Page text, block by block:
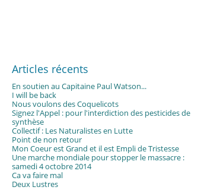
Articles récents
En soutien au Capitaine Paul Watson...
I will be back
Nous voulons des Coquelicots
Signez l'Appel : pour l'interdiction des pesticides de
synthèse
Collectif : Les Naturalistes en Lutte
Point de non retour
Mon Coeur est Grand et il est Empli de Tristesse
Une marche mondiale pour stopper le massacre :
samedi 4 octobre 2014
Ca va faire mal
Deux Lustres